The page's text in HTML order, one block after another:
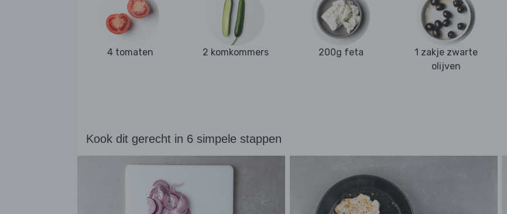
4 tomaten 2 komkommers 200g feta
1 zakje zwarte
olijven
Kook dit gerecht in 6 simpele stappen